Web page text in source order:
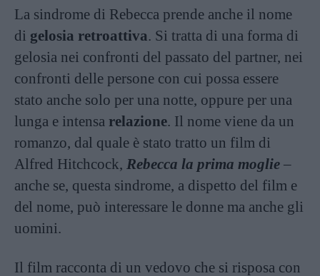
La sindrome di Rebecca prende anche il nome
di gelosia retroattiva. Si tratta di una forma di
gelosia nei confronti del passato del partner, nei
confronti delle persone con cui possa essere
stato anche solo per una notte, oppure per una
lunga e intensa relazione. Il nome viene da un
romanzo, dal quale è stato tratto un film di
Alfred Hitchcock, Rebecca la prima moglie –
anche se, questa sindrome, a dispetto del film e
del nome, può interessare le donne ma anche gli
uomini.
Il film racconta di un vedovo che si risposa con